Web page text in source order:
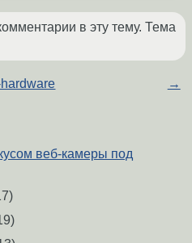
в эту тему. Тема
→
веб-камеры под